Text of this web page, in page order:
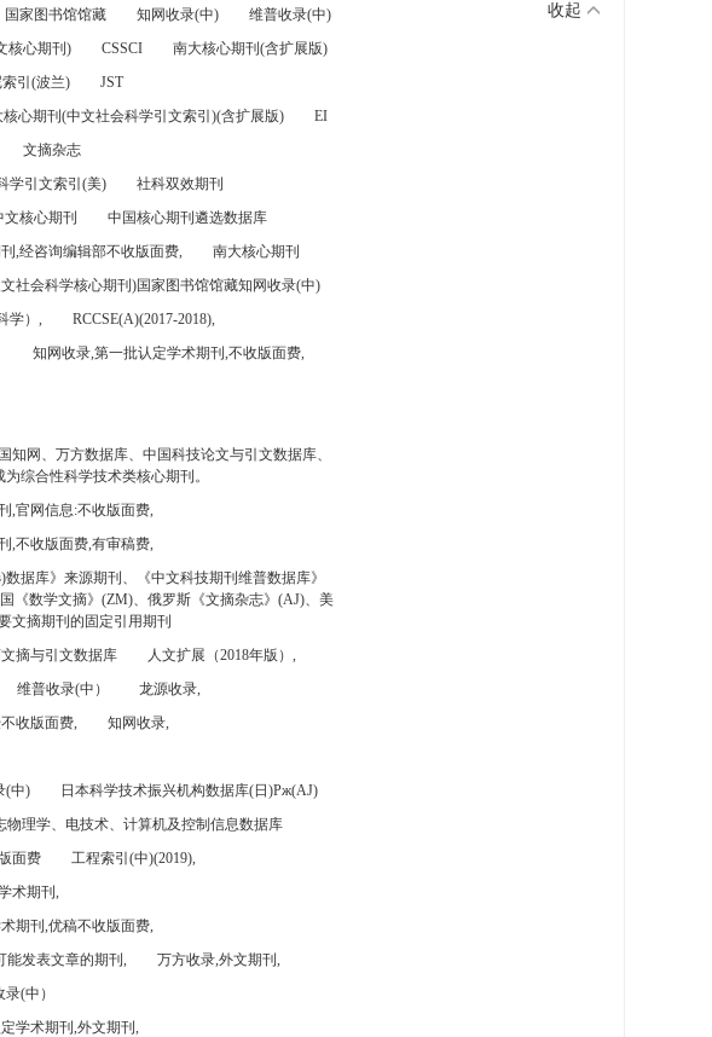
国家图书馆馆藏 知网收录(中)
维普收录(中)
核心期刊) CSSCI
南大核心期刊(含扩展版)
引(波兰)
JST
核心期刊(中文社会科学引文索引)(含扩展版)
EI
文摘杂志
学引文索引(美)
社科双效期刊
文核心期刊
中国核心期刊遴选数据库
,经咨询编辑部不收版面费,
南大核心期刊
社会科学核心期刊)国家图书馆馆藏知网收录(中)
学）,
RCCSE(A)(2017-2018),
知网收录,第一批认定学术期刊,不收版面费,
网、万方数据库、中国科技论文与引文数据库、
综合性科学技术类核心期刊。
,官网信息:不收版面费,
,不收版面费,有审稿费,
据库》来源期刊、《中文科技期刊维普数据库》
《数学文摘》(ZM)、俄罗斯《文摘杂志》(AJ)、美
文摘期刊的固定引用期刊
摘与引文数据库
人文扩展（2018年版）,
维普收录(中）
龙源收录,
收版面费,
知网收录,
(中)
日本科学技术振兴机构数据库(日)Pж(AJ)
物理学、电技术、计算机及控制信息数据库
面费
工程索引(中)(2019),
术期刊,
期刊,优稿不收版面费,
能发表文章的期刊,
万方收录,外文期刊,
(中）
学术期刊,外文期刊,
收起